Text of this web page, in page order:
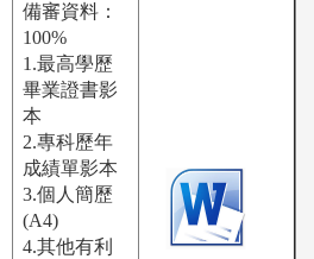
備審資料：
100%
1.最高學歷
畢業證書影
本
2.專科歷年
成績單影本
3.個人簡歷
(A4)
4.其他有利